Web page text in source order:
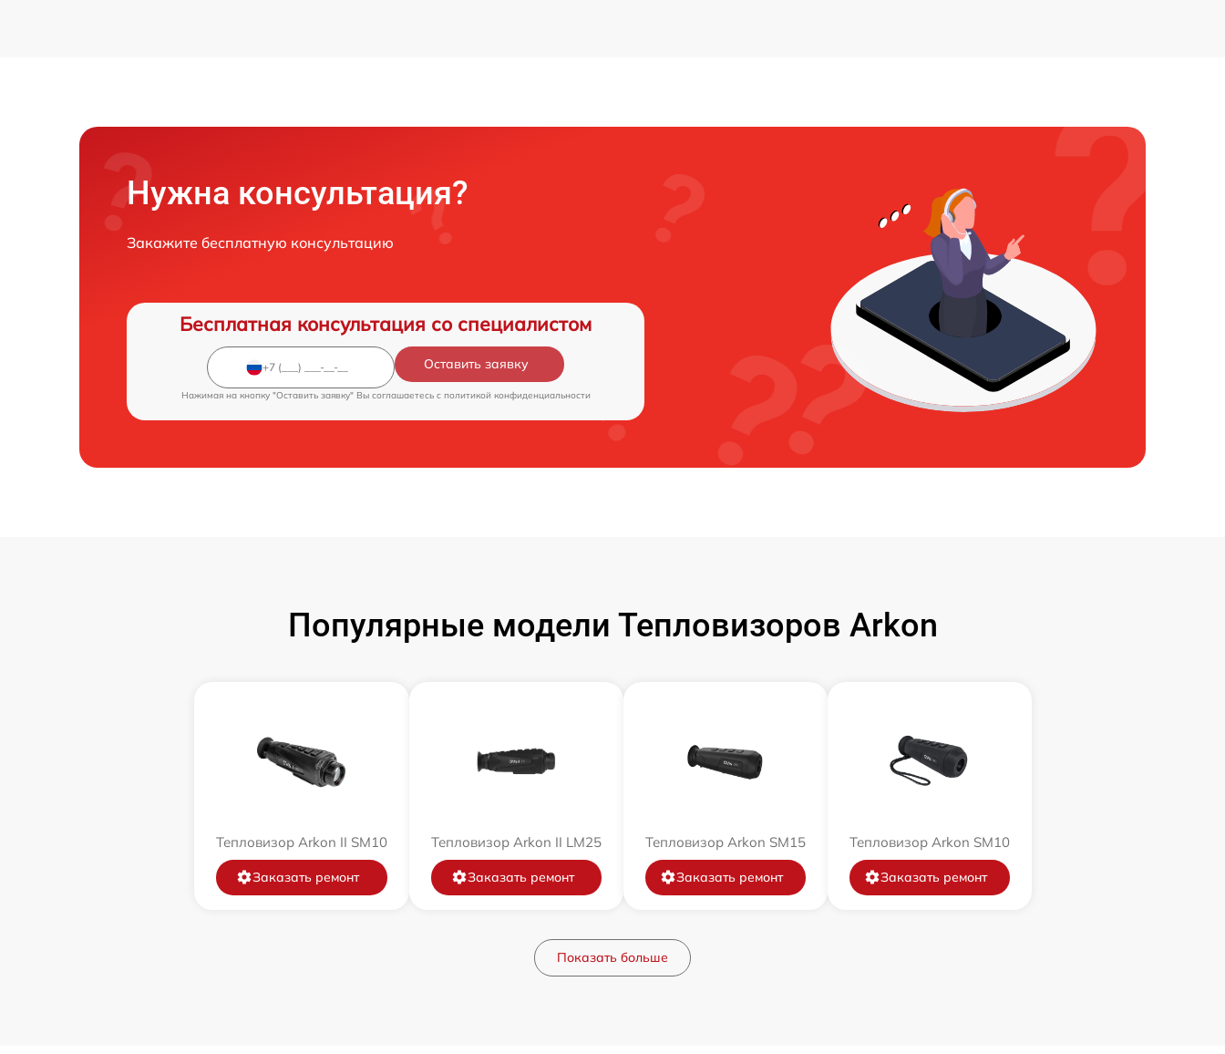
Нужна консультация?
Закажите бесплатную консультацию
Бесплатная консультация со специалистом
Оставить заявку
Нажимая на кнопку "Оставить заявку" Вы соглашаетесь c политикой конфиденциальности
Популярные модели Тепловизоров Arkon
Тепловизор Arkon II SM10
Заказать ремонт
Тепловизор Arkon II LM25
Заказать ремонт
Тепловизор Arkon SM15
Заказать ремонт
Тепловизор Arkon SM10
Заказать ремонт
Показать больше